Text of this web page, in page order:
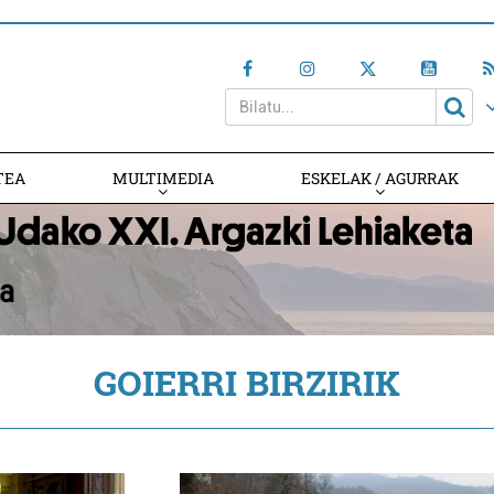
MULTIMEDIA ESKELAK / AGURRAK
GOIERRI BIRZIRIK